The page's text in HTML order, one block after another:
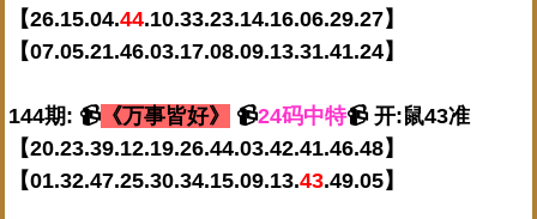
【26.15.04.44.10.33.23.14.16.06.29.27】
【07.05.21.46.03.17.08.09.13.31.41.24】
144期: 📹 《万事皆好》 📹24码中特📹 开:鼠43准
【20.23.39.12.19.26.44.03.42.41.46.48】
【01.32.47.25.30.34.15.09.13.43.49.05】